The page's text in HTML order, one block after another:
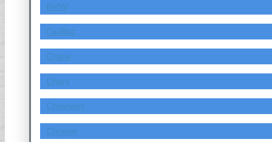
BMW
Cadillac
Chana
Chery
Chevrolet
Chrysler